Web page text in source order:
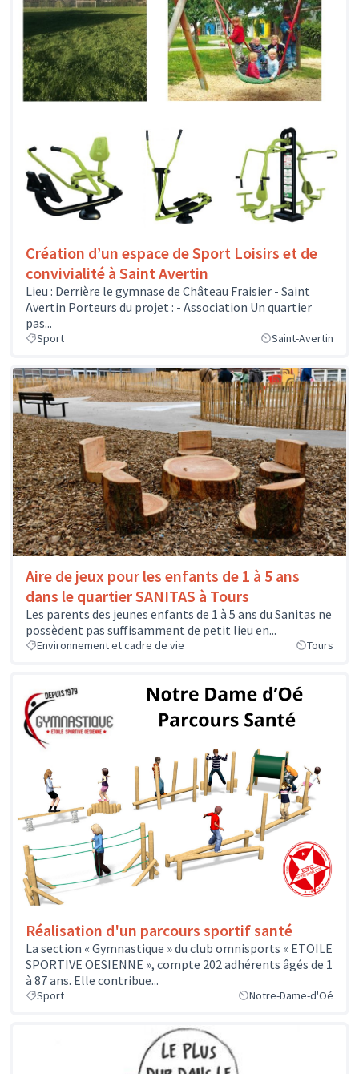
Création d’un espace de Sport Loisirs et de
convivialité à Saint Avertin
Lieu : Derrière le gymnase de Château Fraisier - Saint
Avertin Porteurs du projet : - Association Un quartier
pas...
Sport Saint-Avertin
Aire de jeux pour les enfants de 1 à 5 ans
dans le quartier SANITAS à Tours
Les parents des jeunes enfants de 1 à 5 ans du Sanitas ne
possèdent pas suffisamment de petit lieu en...
Environnement et cadre de vie Tours
Réalisation d'un parcours sportif santé
La section « Gymnastique » du club omnisports « ETOILE
SPORTIVE OESIENNE », compte 202 adhérents âgés de 1
à 87 ans. Elle contribue...
Sport Notre-Dame-d'Oé